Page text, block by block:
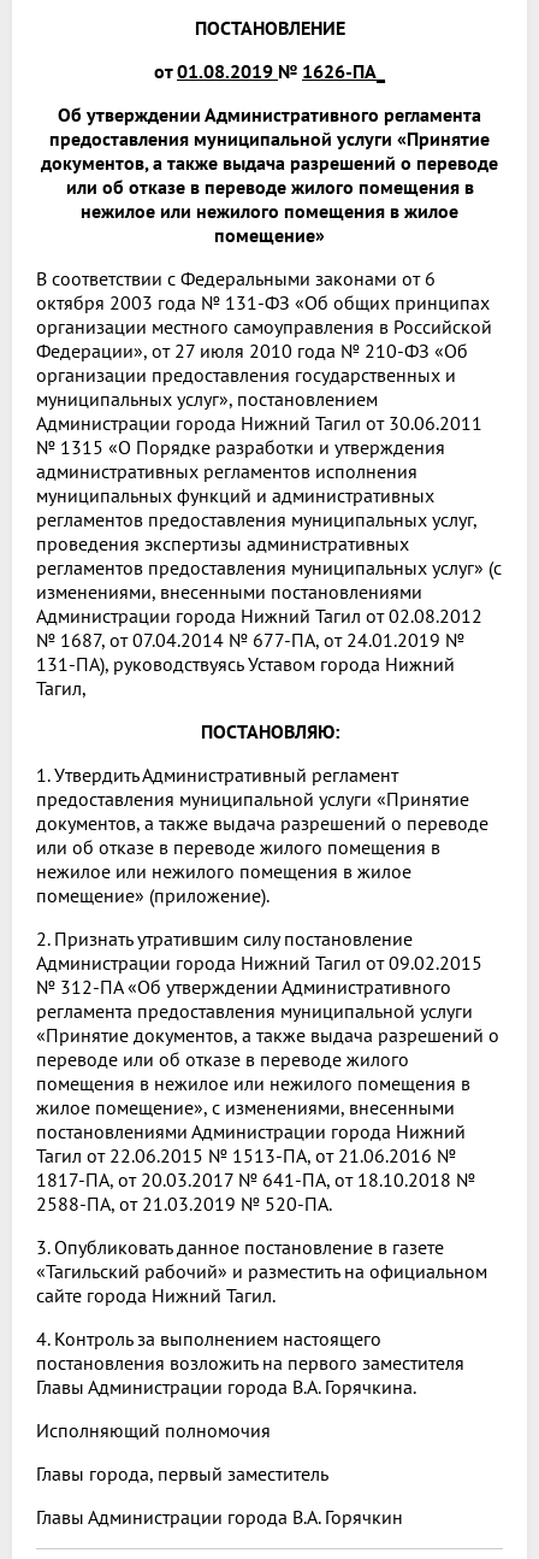
ПОСТАНОВЛЕНИЕ
от01.08.2019 № 1626-ПА_
Об утверждении Административного регламента
предоставления муниципальной услуги «Принятие
документов, а также выдача разрешений о переводе
или об отказе в переводе жилого помещения в
нежилое или нежилого помещения в жилое
помещение»
В соответствии с Федеральными законами от 6
октября 2003 года № 131-ФЗ «Об общих принципах
организации местного самоуправления в Российской
Федерации», от 27 июля 2010 года № 210-ФЗ «Об
организации предоставления государственных и
муниципальных услуг», постановлением
Администрации города Нижний Тагил от 30.06.2011
№ 1315 «О Порядке разработки и утверждения
административных регламентов исполнения
муниципальных функций и административных
регламентов предоставления муниципальных услуг,
проведения экспертизы административных
регламентов предоставления муниципальных услуг» (с
изменениями, внесенными постановлениями
Администрации города Нижний Тагил от 02.08.2012
№ 1687, от 07.04.2014 № 677-ПА, от 24.01.2019 №
131-ПА), руководствуясь Уставом города Нижний
Тагил,
ПОСТАНОВЛЯЮ:
1. Утвердить Административный регламент
предоставления муниципальной услуги «Принятие
документов, а также выдача разрешений о переводе
или об отказе в переводе жилого помещения в
нежилое или нежилого помещения в жилое
помещение» (приложение).
2. Признать утратившим силу постановление
Администрации города Нижний Тагил от 09.02.2015
№ 312-ПА «Об утверждении Административного
регламента предоставления муниципальной услуги
«Принятие документов, а также выдача разрешений о
переводе или об отказе в переводе жилого
помещения в нежилое или нежилого помещения в
жилое помещение», с изменениями, внесенными
постановлениями Администрации города Нижний
Тагил от 22.06.2015 № 1513-ПА, от 21.06.2016 №
1817-ПА, от 20.03.2017 № 641-ПА, от 18.10.2018 №
2588-ПА, от 21.03.2019 № 520-ПА.
3. Опубликовать данное постановление в газете
«Тагильский рабочий» и разместить на официальном
сайте города Нижний Тагил.
4. Контроль за выполнением настоящего
постановления возложить на первого заместителя
Главы Администрации города В.А. Горячкина.
Исполняющий полномочия
Главы города, первый заместитель
Главы Администрации города В.А. Горячкин